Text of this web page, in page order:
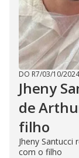
DO R7/03/10/2024
Jheny
de
filho
Jheny Santucci
com o filho